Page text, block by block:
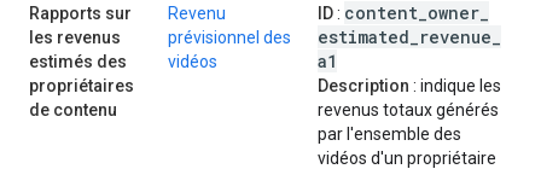
Rapports sur
les revenus
estimés des
propriétaires
de contenu
Revenu
prévisionnel des
vidéos
ID: content owner
estimated revenue
a1
Description : indique les
revenus totaux générés
par l'ensemble des
vidéos d'un propriétaire